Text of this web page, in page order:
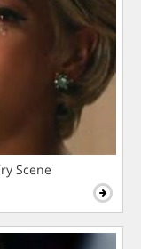
Scene